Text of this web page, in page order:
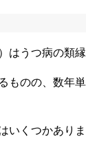
はうつ病の類縁
ものの、数年
いくつかありま